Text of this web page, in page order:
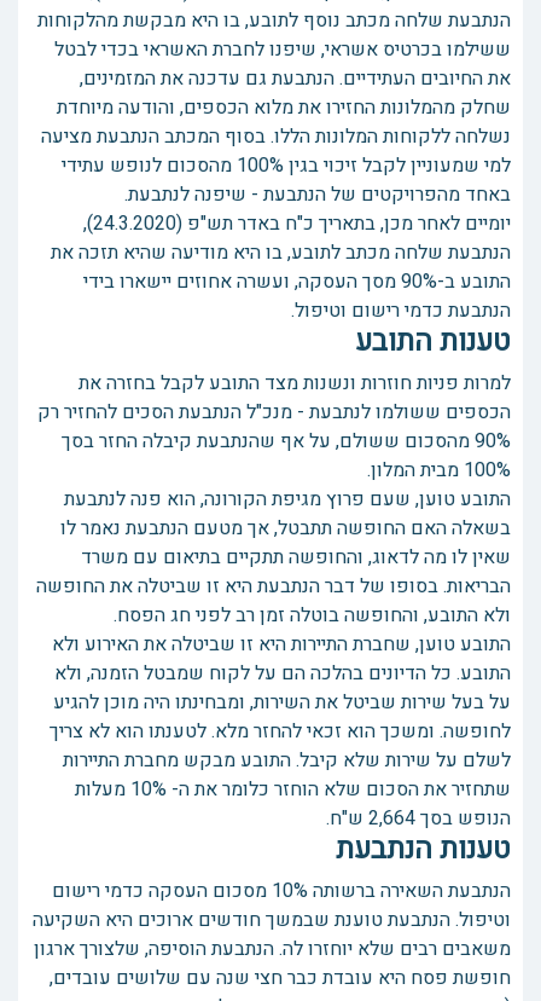
הנתבעת שלחה מכתב נוסף לתובע, בו היא מבקשת מהלקוחות
ששילמו בכרטיס אשראי, שיפנו לחברת האשראי בכדי לבטל
את החיובים העתידיים. הנתבעת גם עדכנה את המזמינים,
שחלק מהמלונות החזירו את מלוא הכספים, והודעה מיוחדת
נשלחה ללקוחות המלונות הללו. בסוף המכתב הנתבעת מציעה
למי שמעוניין לקבל זיכוי בגין 100% מהסכום לנופש עתידי
באחד מהפרויקטים של הנתבעת - שיפנה לנתבעת.
יומיים לאחר מכן, בתאריך כ"ח באדר תש"פ (24.3.2020),
הנתבעת שלחה מכתב לתובע, בו היא מודיעה שהיא תזכה את
התובע ב-90% מסך העסקה, ועשרה אחוזים יישארו בידי
הנתבעת כדמי רישום וטיפול.
טענות התובע
למרות פניות חוזרות ונשנות מצד התובע לקבל בחזרה את
הכספים ששולמו לנתבעת - מנכ"ל הנתבעת הסכים להחזיר רק
90% מהסכום ששולם, על אף שהנתבעת קיבלה החזר בסך
100% מבית המלון.
התובע טוען, שעם פרוץ מגיפת הקורונה, הוא פנה לנתבעת
בשאלה האם החופשה תתבטל, אך מטעם הנתבעת נאמר לו
שאין לו מה לדאוג, והחופשה תתקיים בתיאום עם משרד
הבריאות. בסופו של דבר הנתבעת היא זו שביטלה את החופשה
ולא התובע, והחופשה בוטלה זמן רב לפני חג הפסח.
התובע טוען, שחברת התיירות היא זו שביטלה את האירוע ולא
התובע. כל הדיונים בהלכה הם על לקוח שמבטל הזמנה, ולא
על בעל שירות שביטל את השירות, ומבחינתו היה מוכן להגיע
לחופשה. ומשכך הוא זכאי להחזר מלא. לטענתו הוא לא צריך
לשלם על שירות שלא קיבל. התובע מבקש מחברת התיירות
שתחזיר את הסכום שלא הוחזר כלומר את ה- 10% מעלות
הנופש בסך 2,664 ש"ח.
טענות הנתבעת
הנתבעת השאירה ברשותה 10% מסכום העסקה כדמי רישום
וטיפול. הנתבעת טוענת שבמשך חודשים ארוכים היא השקיעה
משאבים רבים שלא יוחזרו לה. הנתבעת הוסיפה, שלצורך ארגון
חופשת פסח היא עובדת כבר חצי שנה עם שלושים עובדים,